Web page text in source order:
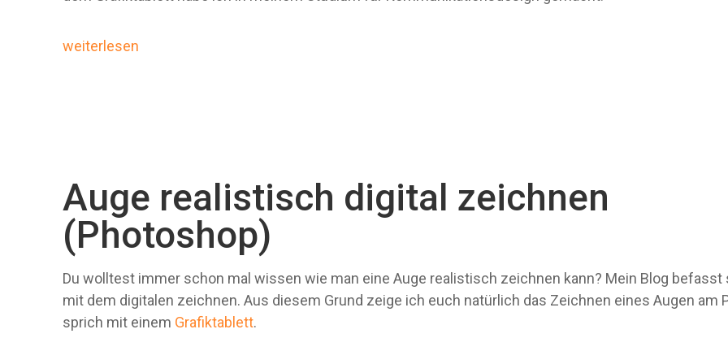
weiterlesen
Auge realistisch digital zeichnen
(Photoshop)
Du wolltest immer schon mal wissen wie man eine Auge realistisch zeichnen kann? Mein Blog befasst
mit dem digitalen zeichnen. Aus diesem Grund zeige ich euch natürlich das Zeichnen eines Augen am
sprich mit einem Grafiktablett.